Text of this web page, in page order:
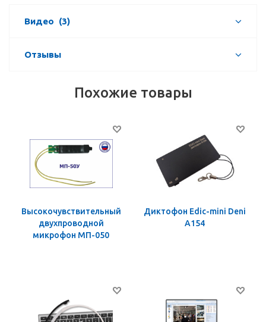
Видео (3)
Отзывы
Похожие товары
Высокочувствительный
двухпроводной
микрофон МП-050
Диктофон Edic-mini Deni
A154